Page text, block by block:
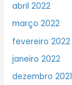
abril 2022
março 2022
fevereiro 2022
janeiro 2022
dezembro 2021